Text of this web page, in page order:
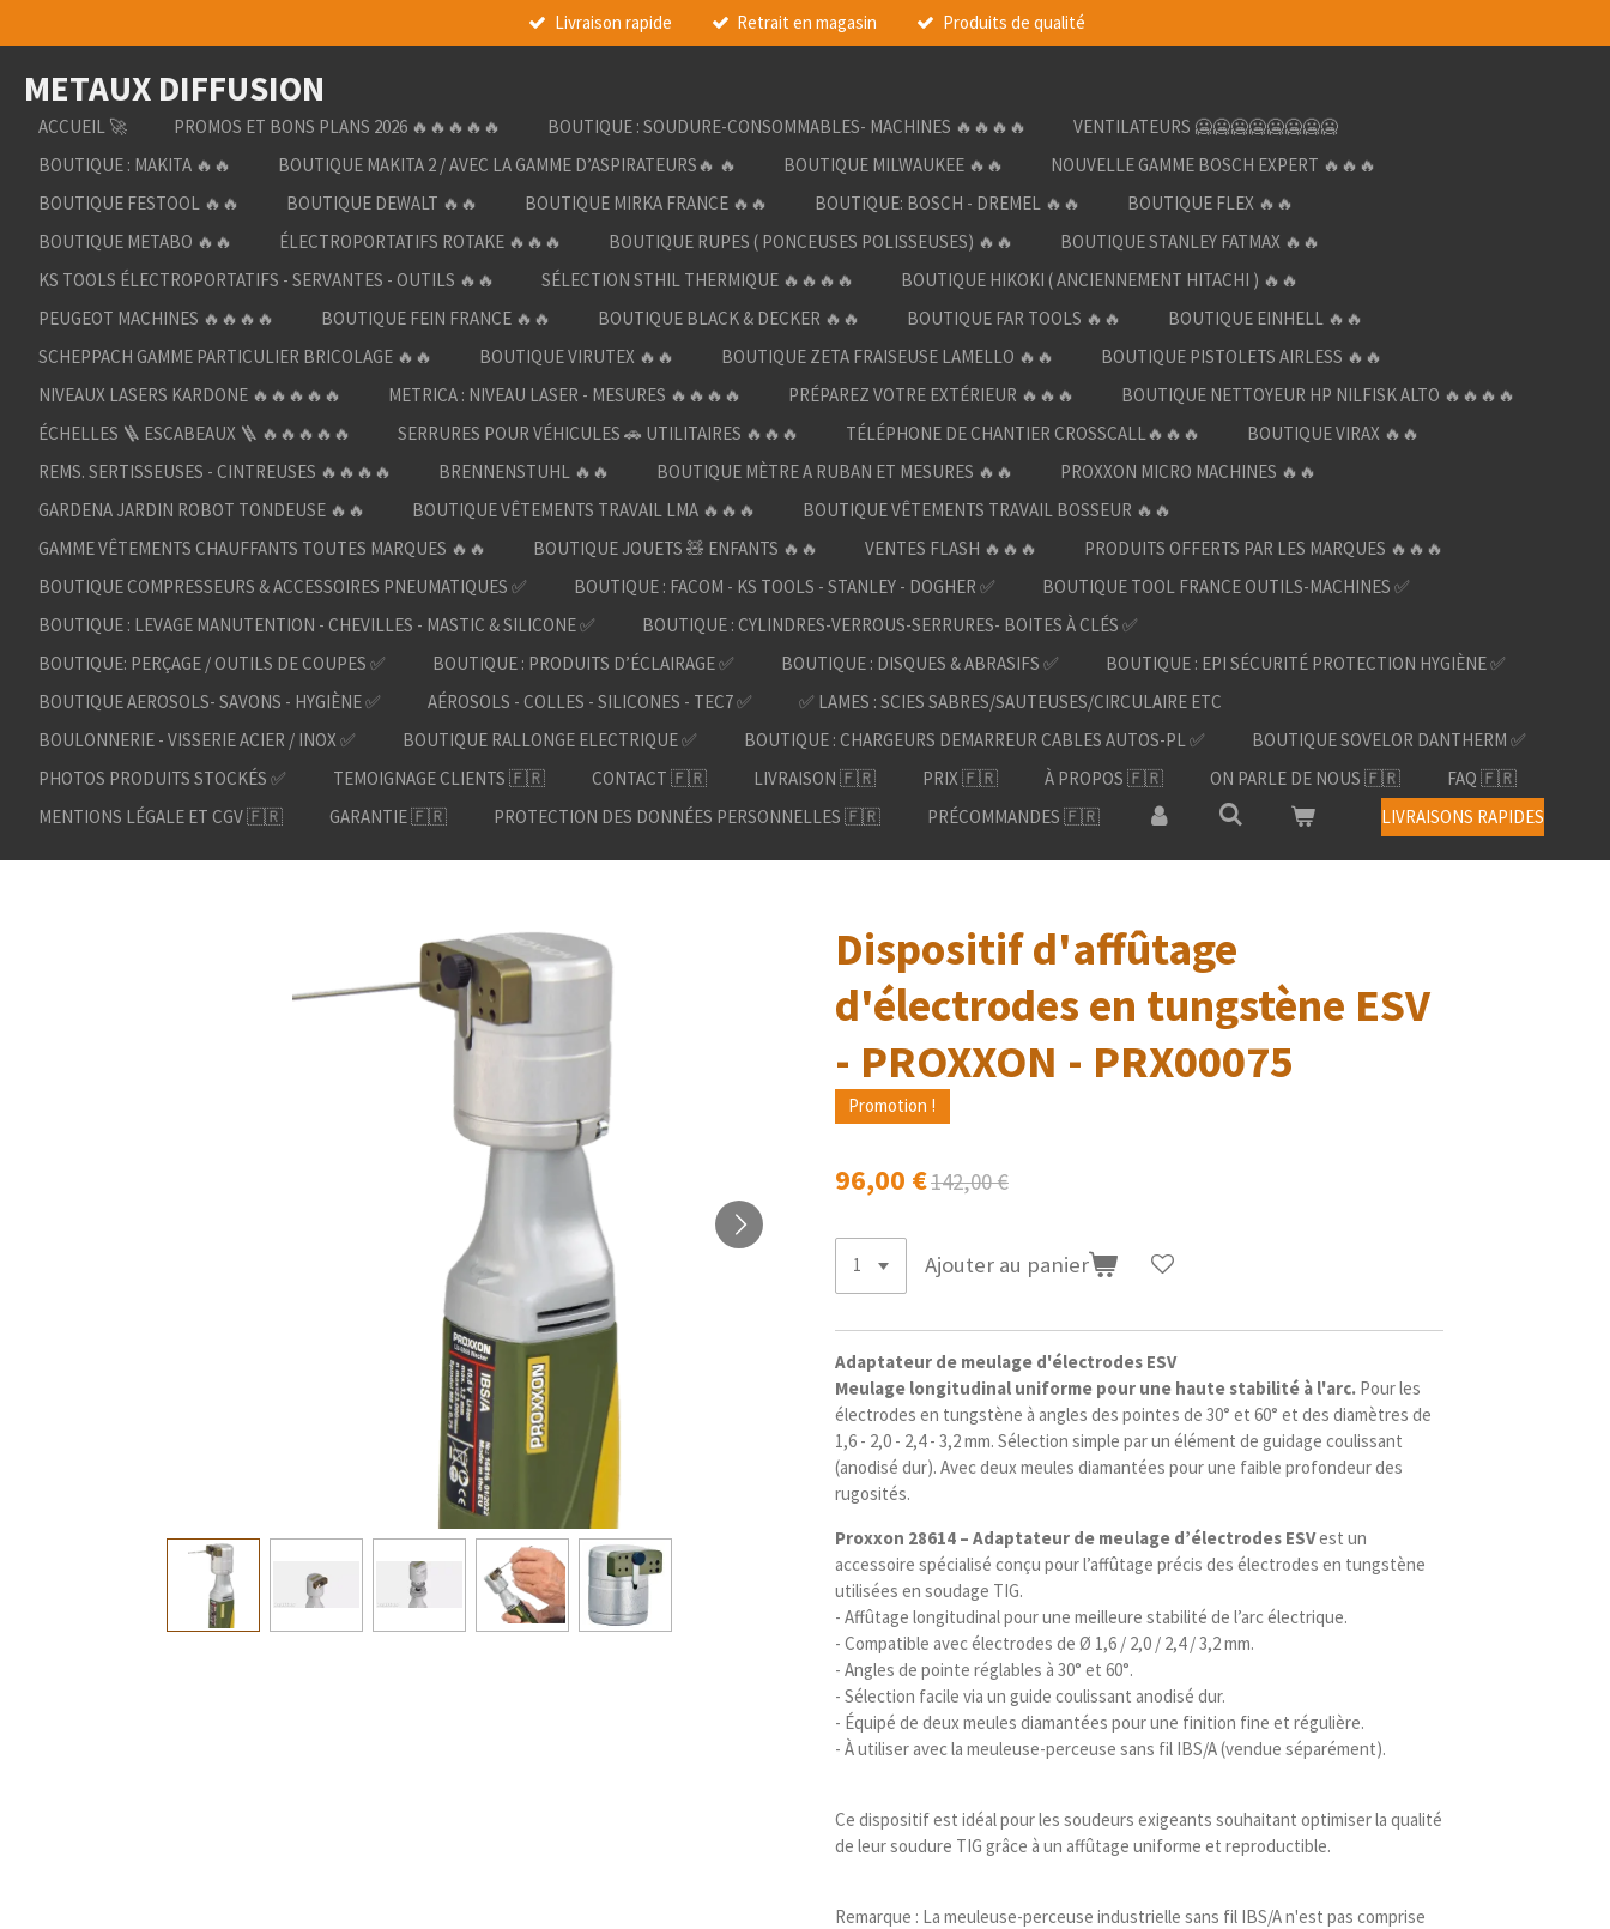
au
contenu
principal
Livraison rapide Retrait en magasin Produits de qualité
METAUX DIFFUSION
ACCUEIL 🚀 PROMOS ET BONS PLANS 2026 🔥🔥🔥🔥🔥 BOUTIQUE : SOUDURE-CONSOMMABLES- MACHINES 🔥🔥🔥🔥
VENTILATEURS 🥶🥶🥶🥶🥶🥶🥶🥶
BOUTIQUE : MAKITA 🔥🔥
BOUTIQUE MAKITA 2 / AVEC LA GAMME D’ASPIRATEURS🔥 🔥 BOUTIQUE MILWAUKEE 🔥🔥
NOUVELLE GAMME BOSCH EXPERT 🔥🔥🔥
BOUTIQUE FESTOOL 🔥🔥
BOUTIQUE DEWALT 🔥🔥 BOUTIQUE MIRKA FRANCE 🔥🔥 BOUTIQUE: BOSCH - DREMEL 🔥🔥
BOUTIQUE FLEX 🔥🔥
BOUTIQUE METABO 🔥🔥
ÉLECTROPORTATIFS ROTAKE 🔥🔥🔥 BOUTIQUE RUPES ( PONCEUSES POLISSEUSES) 🔥🔥
BOUTIQUE STANLEY FATMAX 🔥🔥
KS TOOLS ÉLECTROPORTATIFS - SERVANTES - OUTILS 🔥🔥
SÉLECTION STHIL THERMIQUE 🔥🔥🔥🔥
BOUTIQUE HIKOKI ( ANCIENNEMENT HITACHI ) 🔥🔥
PEUGEOT MACHINES 🔥🔥🔥🔥
BOUTIQUE FEIN FRANCE 🔥🔥 BOUTIQUE BLACK & DECKER 🔥🔥 BOUTIQUE FAR TOOLS 🔥🔥
BOUTIQUE EINHELL 🔥🔥
SCHEPPACH GAMME PARTICULIER BRICOLAGE 🔥🔥
BOUTIQUE VIRUTEX 🔥🔥 BOUTIQUE ZETA FRAISEUSE LAMELLO 🔥🔥
BOUTIQUE PISTOLETS AIRLESS 🔥🔥
NIVEAUX LASERS KARDONE 🔥🔥🔥🔥🔥
METRICA : NIVEAU LASER - MESURES 🔥🔥🔥🔥 PRÉPAREZ VOTRE EXTÉRIEUR 🔥🔥🔥
BOUTIQUE NETTOYEUR HP NILFISK ALTO 🔥🔥🔥🔥
ÉCHELLES 🪜 ESCABEAUX 🪜 🔥🔥🔥🔥🔥
SERRURES POUR VÉHICULES 🚗 UTILITAIRES 🔥🔥🔥 TÉLÉPHONE DE CHANTIER CROSSCALL🔥🔥🔥
BOUTIQUE VIRAX 🔥🔥
REMS. SERTISSEUSES - CINTREUSES 🔥🔥🔥🔥
BRENNENSTUHL 🔥🔥 BOUTIQUE MÈTRE A RUBAN ET MESURES 🔥🔥
PROXXON MICRO MACHINES 🔥🔥
GARDENA JARDIN ROBOT TONDEUSE 🔥🔥
BOUTIQUE VÊTEMENTS TRAVAIL LMA 🔥🔥🔥
BOUTIQUE VÊTEMENTS TRAVAIL BOSSEUR 🔥🔥
GAMME VÊTEMENTS CHAUFFANTS TOUTES MARQUES 🔥🔥
BOUTIQUE JOUETS 🧸 ENFANTS 🔥🔥 VENTES FLASH 🔥🔥🔥
PRODUITS OFFERTS PAR LES MARQUES 🔥🔥🔥
BOUTIQUE COMPRESSEURS & ACCESSOIRES PNEUMATIQUES ✅
BOUTIQUE : FACOM - KS TOOLS - STANLEY - DOGHER ✅
BOUTIQUE TOOL FRANCE OUTILS-MACHINES ✅
BOUTIQUE : LEVAGE MANUTENTION - CHEVILLES - MASTIC & SILICONE ✅
BOUTIQUE : CYLINDRES-VERROUS-SERRURES- BOITES À CLÉS ✅
BOUTIQUE: PERÇAGE / OUTILS DE COUPES ✅
BOUTIQUE : PRODUITS D’ÉCLAIRAGE ✅ BOUTIQUE : DISQUES & ABRASIFS ✅
BOUTIQUE : EPI SÉCURITÉ PROTECTION HYGIÈNE ✅
BOUTIQUE AEROSOLS- SAVONS - HYGIÈNE ✅
AÉROSOLS - COLLES - SILICONES - TEC7 ✅
✅ LAMES : SCIES SABRES/SAUTEUSES/CIRCULAIRE ETC
BOULONNERIE - VISSERIE ACIER / INOX ✅
BOUTIQUE RALLONGE ELECTRIQUE ✅ BOUTIQUE : CHARGEURS DEMARREUR CABLES AUTOS-PL ✅
BOUTIQUE SOVELOR DANTHERM ✅
PHOTOS PRODUITS STOCKÉS ✅
TEMOIGNAGE CLIENTS 🇫🇷 CONTACT 🇫🇷 LIVRAISON 🇫🇷 PRIX 🇫🇷 À PROPOS 🇫🇷 ON PARLE DE NOUS 🇫🇷
FAQ 🇫🇷
MENTIONS LÉGALE ET CGV 🇫🇷
GARANTIE 🇫🇷 PROTECTION DES DONNÉES PERSONNELLES 🇫🇷 PRÉCOMMANDES 🇫🇷 LIVRAISONS RAPIDES
Dispositif d'affûtage
d'électrodes en tungstène ESV
- PROXXON - PRX00075
Promotion !
96,00 €142,00 €
Ajouter au panier
Adaptateur de meulage d'électrodes ESV
Meulage longitudinal uniforme pour une haute stabilité à l'arc. Pour les
électrodes en tungstène à angles des pointes de 30° et 60° et des diamètres de
1,6 - 2,0 - 2,4 - 3,2 mm. Sélection simple par un élément de guidage coulissant
(anodisé dur). Avec deux meules diamantées pour une faible profondeur des
rugosités.
Proxxon 28614 – Adaptateur de meulage d’électrodes ESVest un
accessoire spécialisé conçu pour l’affûtage précis des électrodes en tungstène
utilisées en soudage TIG.
- Affûtage longitudinal pour une meilleure stabilité de l’arc électrique.
- Compatible avec électrodes de Ø 1,6 / 2,0 / 2,4 / 3,2 mm.
- Angles de pointe réglables à 30° et 60°.
- Sélection facile via un guide coulissant anodisé dur.
- Équipé de deux meules diamantées pour une finition fine et régulière.
- À utiliser avec la meuleuse-perceuse sans fil IBS/A (vendue séparément).
Ce dispositif est idéal pour les soudeurs exigeants souhaitant optimiser la qualité
de leur soudure TIG grâce à un affûtage uniforme et reproductible.
Remarque : La meuleuse-perceuse industrielle sans fil IBS/A n'est pas comprise